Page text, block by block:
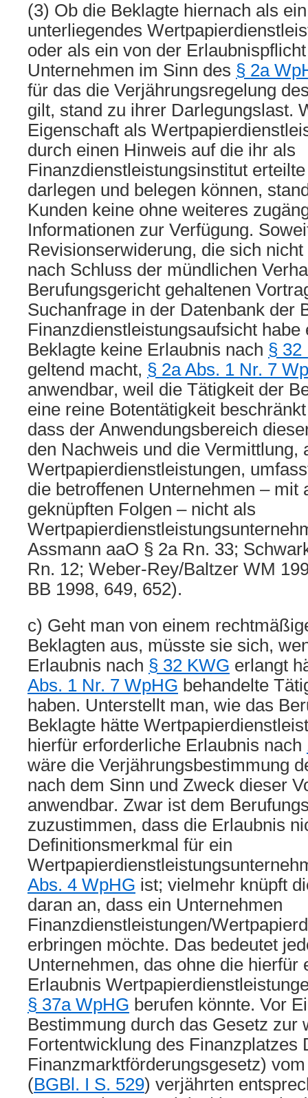
(3) Ob die Beklagte hiernach als
unterliegendes
oder als ein von der
Unternehmen im Sinn des § 2a
für das die Verjährungsregelung
gilt, stand zu ihrer Darlegungslast.
Eigenschaft als
durch einen Hinweis auf die ihr als
Finanzdienstleistungsinstitut
darlegen und belegen können,
Kunden keine ohne weiteres
Informationen zur Verfügung.
Revisionserwiderung, die sich
nach Schluss der mündlichen
Berufungsgericht gehaltenen
Suchanfrage in der Datenbank der
Finanzdienstleistungsaufsicht habe
Beklagte keine Erlaubnis nach § 32
geltend macht, § 2a Abs. 1 Nr. 7
anwendbar, weil die Tätigkeit der
eine reine Botentätigkeit
dass der Anwendungsbereich
den Nachweis und die Vermittlung,
Wertpapierdienstleistungen,
die betroffenen Unternehmen – mit
geknüpften Folgen – nicht als
Assmann aaO § 2a Rn. 33;
Rn. 12; Weber-Rey/Baltzer WM
BB 1998, 649, 652).
c) Geht man von einem
Beklagten aus, müsste sie sich,
Erlaubnis nach § 32 KWG erlangt
Abs. 1 Nr. 7 WpHG behandelte
haben. Unterstellt man, wie das
Beklagte hätte
hierfür erforderliche Erlaubnis nach
wäre die Verjährungsbestimmung
nach dem Sinn und Zweck dieser
anwendbar. Zwar ist dem
zuzustimmen, dass die Erlaubnis
Definitionsmerkmal für ein
Abs. 4 WpHG ist; vielmehr knüpft
daran an, dass ein Unternehmen
Finanzdienstleistungen/
erbringen möchte. Das bedeutet
Unternehmen, das ohne die hierfür
Erlaubnis
§ 37a WpHG berufen könnte. Vor
Bestimmung durch das Gesetz zur
Fortentwicklung des Finanzplatzes
Finanzmarktförderungsgesetz)
(BGBl. I S. 529) verjährten